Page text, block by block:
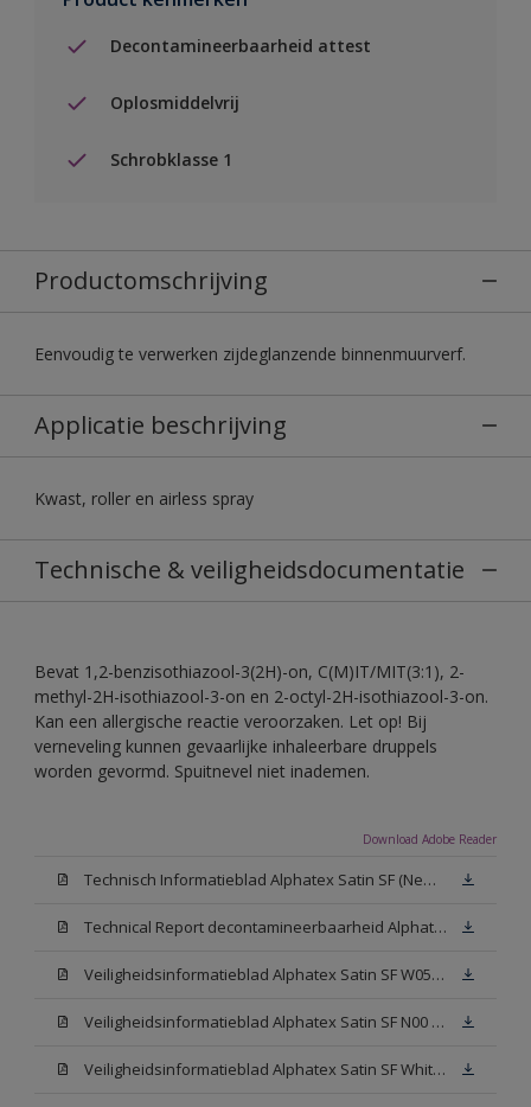
Decontamineerbaarheid attest
Oplosmiddelvrij
Schrobklasse 1
Productomschrijving
Eenvoudig te verwerken zijdeglanzende binnenmuurverf.
Applicatie beschrijving
Kwast, roller en airless spray
Technische & veiligheidsdocumentatie
Bevat 1,2-benzisothiazool-3(2H)-on, C(M)IT/MIT(3:1), 2-
methyl-2H-isothiazool-3-on en 2-octyl-2H-isothiazool-3-on.
Kan een allergische reactie veroorzaken. Let op! Bij
verneveling kunnen gevaarlijke inhaleerbare druppels
worden gevormd. Spuitnevel niet inademen.
Download Adobe Reader
Technisch Informatieblad Alphatex Satin SF (New Livery) (PDF)
Technical Report decontamineerbaarheid Alphatex Satin SF
Veiligheidsinformatieblad Alphatex Satin SF W05 (MSDS)
Veiligheidsinformatieblad Alphatex Satin SF N00 (MSDS)
Veiligheidsinformatieblad Alphatex Satin SF White (MSDS)